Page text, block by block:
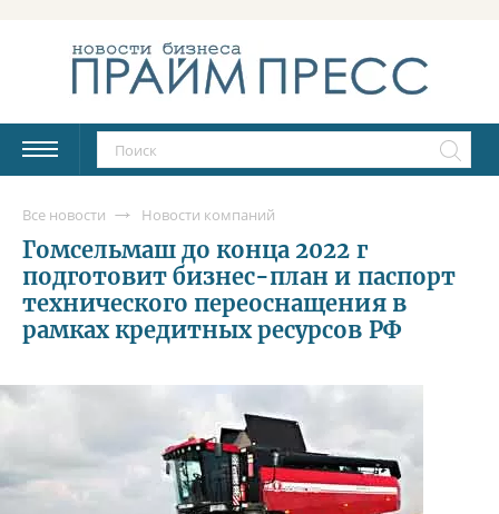
Все новости Новости компаний
Гомсельмаш до конца 2022 г
подготовит бизнес-план и паспорт
технического переоснащения в
рамках кредитных ресурсов РФ